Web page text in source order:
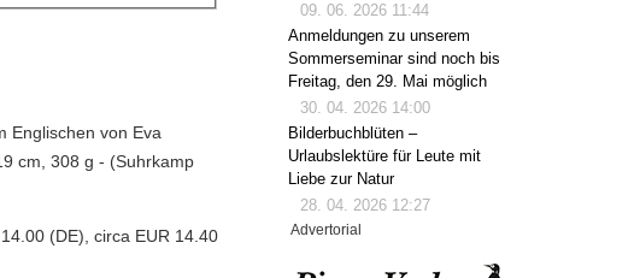
Englischen von Eva
cm, 308 g - (Suhrkamp
(DE), circa EUR 14.40
09. 06. 2026 11:44
Anmeldungen zu unserem
Sommerseminar sind noch bis
Freitag, den 29. Mai möglich
30. 04. 2026 14:00
Bilderbuchblüten –
Urlaubslektüre für Leute mit
Liebe zur Natur
28. 04. 2026 12:27
Advertorial